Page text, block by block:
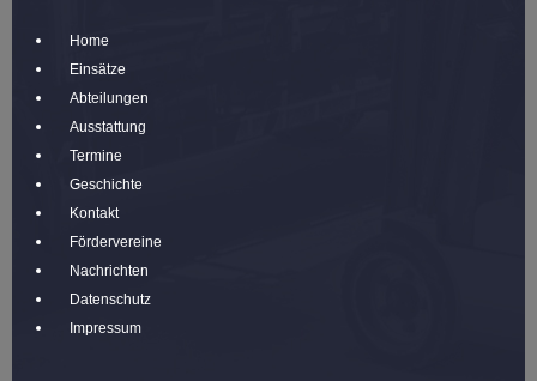
Home
Einsätze
Abteilungen
Ausstattung
Termine
Geschichte
Kontakt
Fördervereine
Nachrichten
Datenschutz
Impressum